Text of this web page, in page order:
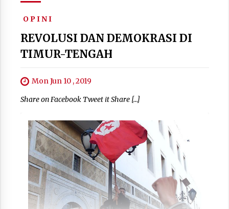
O P I N I
REVOLUSI DAN DEMOKRASI DI
TIMUR-TENGAH
Mon Jun 10 , 2019
Share on Facebook Tweet it Share […]